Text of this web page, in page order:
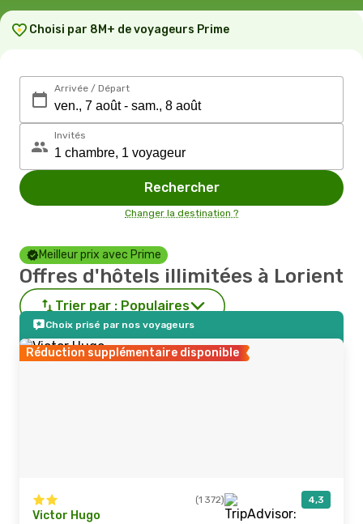
Choisi par 8M+ de voyageurs Prime
Arrivée / Départ
Invités
Rechercher
Changer la destination ?
Meilleur prix avec Prime
Offres d'hôtels illimitées à Lorient
Trier par : Populaires
Choix prisé par nos voyageurs
Réduction supplémentaire disponible
(1 372) 4,3
Victor Hugo